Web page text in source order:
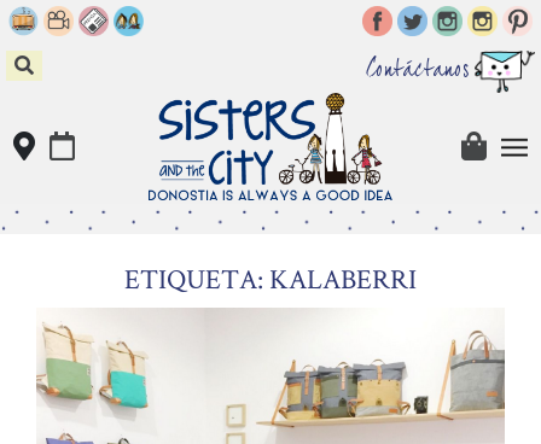
Skip
to
content
Contáctanos
ETIQUETA: KALABERRI